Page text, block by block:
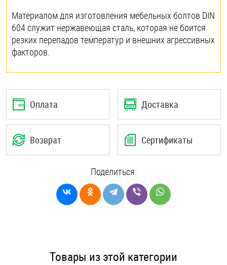
Материалом для изготовления мебельных болтов DIN
604 служит нержавеющая сталь, которая не боится
резких перепадов температур и внешних агрессивных
факторов.
Оплата Доставка
Возврат Сертификаты
Поделиться:
Товары из этой категории